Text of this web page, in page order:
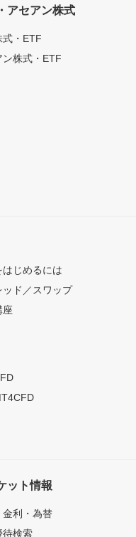
アセアン株式
式・ETF
ン株式・ETF
はじめるには
ッド／スワップ
座
ット情報
金利・為替
待検索